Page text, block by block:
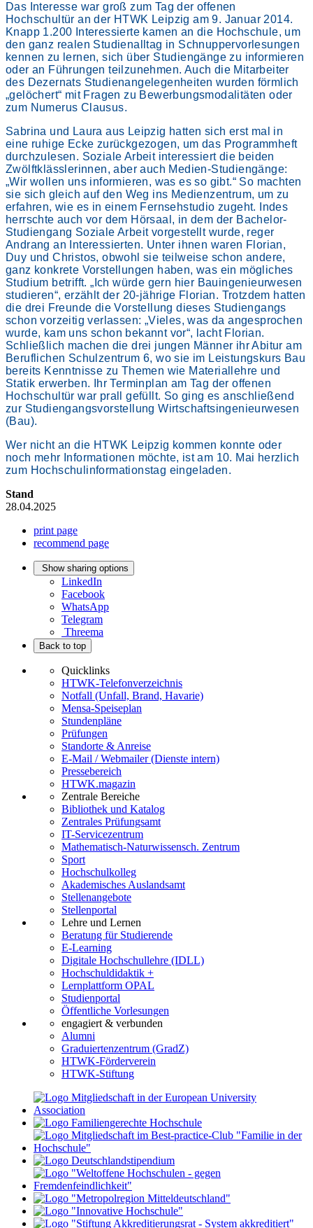
Das Interesse war groß zum Tag der offenen
Hochschultür an der HTWK Leipzig am 9. Januar 2014.
Knapp 1.200 Interessierte kamen an die Hochschule, um
den ganz realen Studienalltag in Schnuppervorlesungen
kennen zu lernen, sich über Studiengänge zu informieren
oder an Führungen teilzunehmen. Auch die Mitarbeiter
des Dezernats Studienangelegenheiten wurden förmlich
„gelöchert“ mit Fragen zu Bewerbungsmodalitäten oder
zum Numerus Clausus.
Sabrina und Laura aus Leipzig hatten sich erst mal in
eine ruhige Ecke zurückgezogen, um das Programmheft
durchzulesen. Soziale Arbeit interessiert die beiden
Zwölftklässlerinnen, aber auch Medien-Studiengänge:
„Wir wollen uns informieren, was es so gibt.“ So machten
sie sich gleich auf den Weg ins Medienzentrum, um zu
erfahren, wie es in einem Fernsehstudio zugeht. Indes
herrschte auch vor dem Hörsaal, in dem der Bachelor-
Studiengang Soziale Arbeit vorgestellt wurde, reger
Andrang an Interessierten. Unter ihnen waren Florian,
Duy und Christos, obwohl sie teilweise schon andere,
ganz konkrete Vorstellungen haben, was ein mögliches
Studium betrifft. „Ich würde gern hier Bauingenieurwesen
studieren“, erzählt der 20-jährige Florian. Trotzdem hatten
die drei Freunde die Vorstellung dieses Studiengangs
schon vorzeitig verlassen: „Vieles, was da angesprochen
wurde, kam uns schon bekannt vor“, lacht Florian.
Schließlich machen die drei jungen Männer ihr Abitur am
Beruflichen Schulzentrum 6, wo sie im Leistungskurs Bau
bereits Kenntnisse zu Themen wie Materiallehre und
Statik erwerben. Ihr Terminplan am Tag der offenen
Hochschultür war prall gefüllt. So ging es anschließend
zur Studiengangsvorstellung Wirtschaftsingenieurwesen
(Bau).
Wer nicht an die HTWK Leipzig kommen konnte oder
noch mehr Informationen möchte, ist am 10. Mai herzlich
zum Hochschulinformationstag eingeladen.
Stand
28.04.2025
print page
recommend page
Show sharing options
LinkedIn
Facebook
WhatsApp
Telegram
Threema
Back to top
Quicklinks
HTWK-Telefonverzeichnis
Notfall (Unfall, Brand, Havarie)
Mensa-Speiseplan
Stundenpläne
Prüfungen
Standorte & Anreise
E-Mail / Webmailer (Dienste intern)
Pressebereich
HTWK.magazin
Zentrale Bereiche
Bibliothek und Katalog
Zentrales Prüfungsamt
IT-Servicezentrum
Mathematisch-Naturwissensch. Zentrum
Sport
Hochschulkolleg
Akademisches Auslandsamt
Stellenangebote
Stellenportal
Lehre und Lernen
Beratung für Studierende
E-Learning
Digitale Hochschullehre (IDLL)
Hochschuldidaktik +
Lernplattform OPAL
Studienportal
Öffentliche Vorlesungen
engagiert & verbunden
Alumni
Graduiertenzentrum (GradZ)
HTWK-Förderverein
HTWK-Stiftung